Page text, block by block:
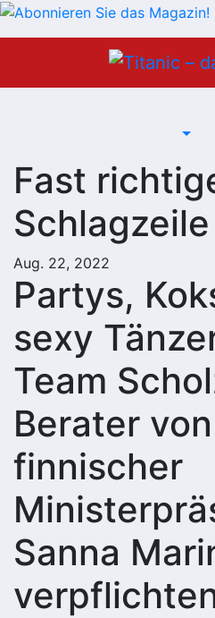
Fast
Aug. 22, 2022
Partys,
sexy
Team
Berater von
finnischer
Sanna